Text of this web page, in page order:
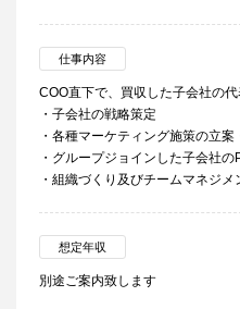
仕事内容
COO直下で、買収した子会社の代
・子会社の戦略策定
・各種マーケティング施策の立
・グループジョインした子会社の
・組織づくり及びチームマネジメ
想定年収
別途ご案内致します